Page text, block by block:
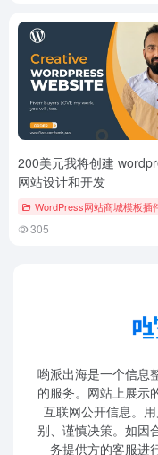
200美元我将创建
网站设计和开发
WordPress网站商城模板插
305
哟派出海是一个信息
的服务。网站上展示
互联网公开信息。
别、谨慎决策。如因
务提供方的客服进